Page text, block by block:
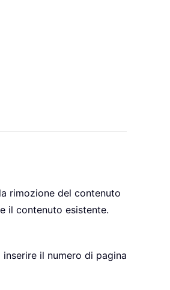
rimozione del contenuto
il contenuto esistente.
il numero di pagina